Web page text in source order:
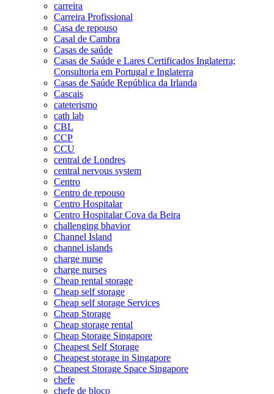
carreira
Carreira Profissional
Casa de repouso
Casal de Cambra
Casas de saúde
Casas de Saúde e Lares Certificados Inglaterra;
Consultoria em Portugal e Inglaterra
Casas de Saúde República da Irlanda
Cascais
cateterismo
cath lab
CBL
CCP
CCU
central de Londres
central nervous system
Centro
Centro de repouso
Centro Hospitalar
Centro Hospitalar Cova da Beira
challenging bhavior
Channel Island
channel islands
charge nurse
charge nurses
Cheap rental storage
Cheap self storage
Cheap self storage Services
Cheap Storage
Cheap storage rental
Cheap Storage Singapore
Cheapest Self Storage
Cheapest storage in Singapore
Cheapest Storage Space Singapore
chefe
chefe de bloco